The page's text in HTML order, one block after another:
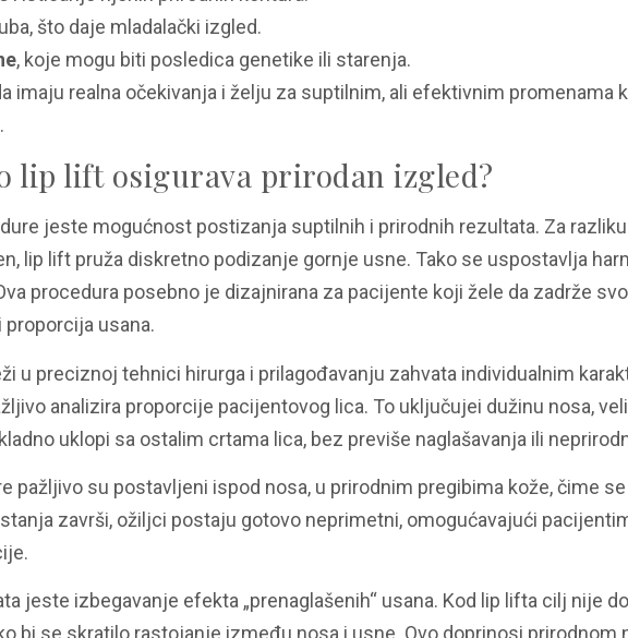
što daje mladalački izgled.
, koje mogu biti posledica genetike ili starenja.
imaju realna očekivanja i želju za suptilnim, ali efektivnim promenama
lip lift osigurava prirodan izgled?
jeste mogućnost postizanja suptilnih i prirodnih rezultata. Za razliku
lip lift pruža diskretno podizanje gornje usne. Tako se uspostavlja
procedura posebno je dizajnirana za pacijente koji žele da zadrže
proporcija usana.
u preciznoj tehnici hirurga i prilagođavanju zahvata individualnim
analizira proporcije pacijentovog lica. To uključujei dužinu nosa,
uklopi sa ostalim crtama lica, bez previše naglašavanja ili
pažljivo su postavljeni ispod nosa, u prirodnim pregibima kože, čime
završi, ožiljci postaju gotovo neprimetni, omogućavajući
jeste izbegavanje efekta „prenaglašenih“ usana. Kod lip lifta cilj nije
bi se skratilo rastojanje između nosa i usne. Ovo doprinosi prirodnom